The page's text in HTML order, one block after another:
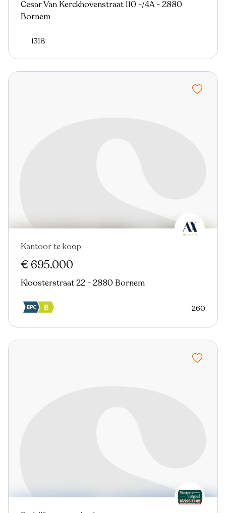
Cesar Van Kerckhovenstraat 110 -/4A - 2880
Bornem
1318
Kantoor te koop
€ 695.000
Kloosterstraat 22 - 2880 Bornem
260